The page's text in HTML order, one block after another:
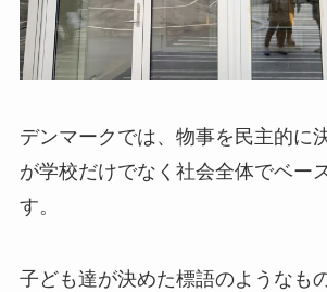
デンマークでは、物事を民主的に
が学校だけでなく社会全体でベー
す。
子ども達が決めた標語のようなも